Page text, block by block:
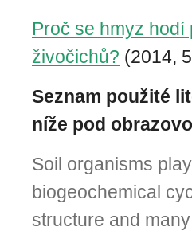
Proč se hmyz
živočichů? (2014,
Seznam použité
níže pod
Soil organisms
biogeochemical
structure and